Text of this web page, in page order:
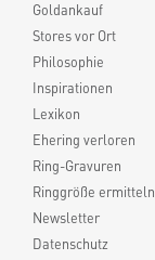
Goldankauf
Stores vor Ort
Philosophie
Inspirationen
Lexikon
Ehering verloren
Ring-Gravuren
Ringgröße ermitteln
Newsletter
Datenschutz